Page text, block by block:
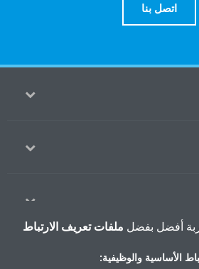
اتصل بنا
ملف تعريف الارتباط
بفضلملفات تعريف الارتباط
والوظيفية: